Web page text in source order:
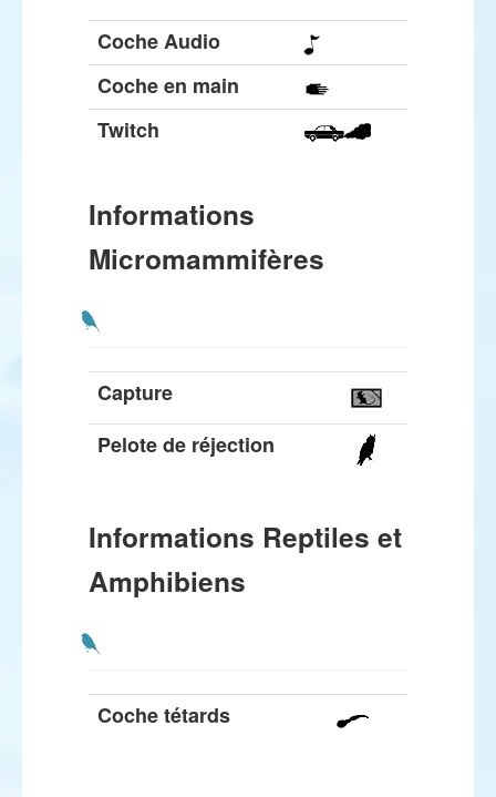
Coche Audio
Coche en main
Twitch
Informations
Micromammifères
Capture
Pelote de réjection
Informations Reptiles et
Amphibiens
Coche tétards